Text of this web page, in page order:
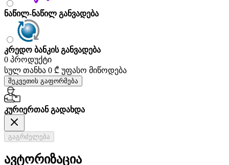
ნაწილ-ნაწილ განვადება
კრედო ბანკის განვადება
0 პროდუქტი
სულ თანხა 0 ₾ უფასო მიწოდება
შეკვეთის გაფორმება
კურიერთან გადახდა
გაგრძელება
ავტორიზაცია